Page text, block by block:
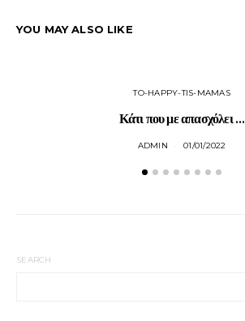
YOU MAY ALSO LIKE
TO-HAPPY-TIS-MAMAS
Κάτι που με απασχόλει …
ADMIN 01/01/2022
SEARCH